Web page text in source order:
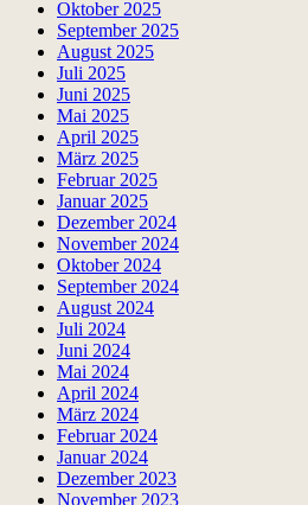
Oktober 2025
September 2025
August 2025
Juli 2025
Juni 2025
Mai 2025
April 2025
März 2025
Februar 2025
Januar 2025
Dezember 2024
November 2024
Oktober 2024
September 2024
August 2024
Juli 2024
Juni 2024
Mai 2024
April 2024
März 2024
Februar 2024
Januar 2024
Dezember 2023
November 2023